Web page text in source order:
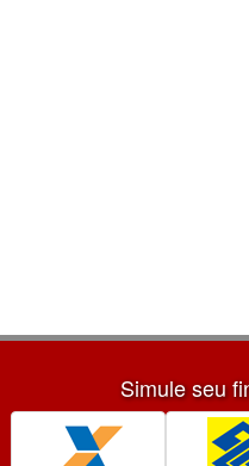
Simule seu